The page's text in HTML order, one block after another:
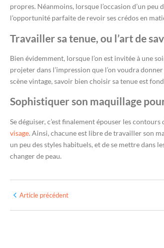
propres. Néanmoins, lorsque l’occasion d’un
l’opportunité parfaite de revoir ses crédos en
Travailler sa tenue, ou l’art de
Bien évidemment, lorsque l’on est invitée à une
projeter dans l’impression que l’on voudra
scène vintage, savoir bien choisir sa tenue est
Sophistiquer son maquillage
Se déguiser, c’est finalement épouser les
visage. Ainsi, chacune est libre de travailler son
un peu des styles habituels, et de se mettre dans
changer de peau.
Article précédent